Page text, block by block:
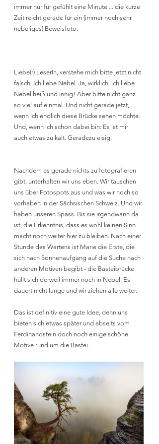
immer nur für gefühlt eine Minute ... die kurze
Zeit reicht gerade für ein (immer noch sehr
nebeliges) Beweisfoto.
Liebe(r) LeserIn, verstehe mich bitte jetzt nicht
falsch. Ich liebe Nebel. Ja, wirklich, ich liebe
Nebel heiß und innig! Aber bitte nicht ganz
so viel auf einmal. Und nicht gerade jetzt,
wenn ich endlich diese Brücke sehen möchte.
Und, wenn ich schon dabei bin: Es ist mir
auch etwas zu kalt. Geradezu eisig.
Nachdem es gerade nichts zu fotografieren
gibt, unterhalten wir uns eben. Wir tauschen
uns über Fotospots aus und was wir noch so
vorhaben in der Sächsischen Schweiz. Und wir
haben unseren Spass. Bis sie irgendwann da
ist, die Erkenntnis, dass es wohl keinen Sinn
macht noch weiter hier zu bleiben. Nach einer
Stunde des Wartens ist Marie die Erste, die
sich nach Sonnenaufgang auf die Suche nach
anderen Motiven begibt - die Basteibrücke
hüllt sich derweil immer noch in Nebel. Es
dauert nicht lange und wir ziehen alle weiter.
Das ist definitiv eine gute Idee, denn uns
bieten sich etwas später und abseits vom
Ferdinandstein doch noch einige schöne
Motive rund um die Bastei.